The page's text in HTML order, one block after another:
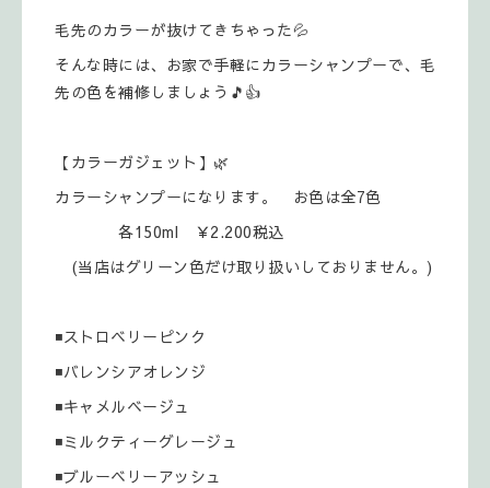
毛先のカラーが抜けてきちゃった💦
そんな時には、お家で手軽にカラーシャンプーで、毛
先の色を補修しましょう🎵👍️
【カラーガジェット】🌿
カラーシャンプーになります。 お色は全7色
各150ml ￥2.200税込
(当店はグリーン色だけ取り扱いしておりません。)
◾ストロベリーピンク
◾バレンシアオレンジ
◾キャメルベージュ
◾ミルクティーグレージュ
◾ブルーベリーアッシュ